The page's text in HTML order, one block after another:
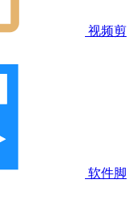
视频剪
软件脚